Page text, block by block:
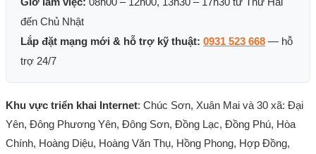
đến Chủ Nhật
Lắp đặt mạng mới & hỗ trợ kỹ thuật: 0931 523 668 — hỗ
trợ 24/7
Khu vực triển khai Internet: Chúc Sơn, Xuân Mai và 30 xã: Đại
Yên, Đông Phương Yên, Đông Sơn, Đồng Lạc, Đồng Phú, Hòa
Chính, Hoàng Diệu, Hoàng Văn Thụ, Hồng Phong, Hợp Đồng,